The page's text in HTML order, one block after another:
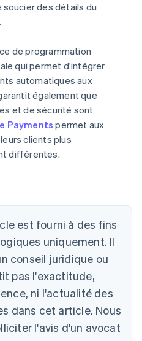
soucier des détails du
de programmation
qui permet d'intégrer
automatiques aux
également que
et de sécurité sont
Payments permet aux
clients plus
différentes.
est fourni à des fins
uniquement. Il
conseil juridique ou
pas l'exactitude,
ni l'actualité des
dans cet article. Nous
l'avis d'un avocat
English